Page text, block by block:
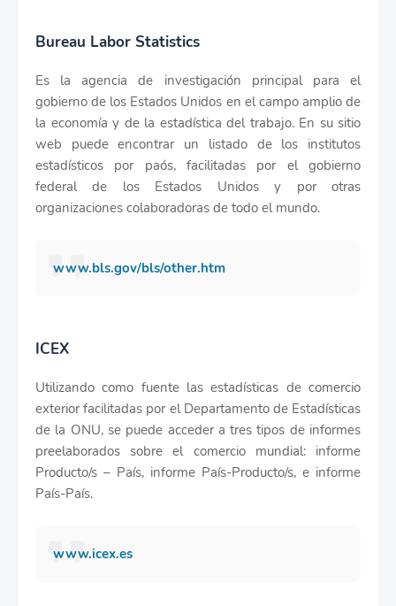
Bureau Labor Statistics
Es la agencia de investigación principal para el
gobierno de los Estados Unidos en el campo amplio de
la economía y de la estadística del trabajo. En su sitio
web puede encontrar un listado de los institutos
estadísticos por paós, facilitadas por el gobierno
federal de los Estados Unidos y por otras
organizaciones colaboradoras de todo el mundo.
www.bls.gov/bls/other.htm
ICEX
Utilizando como fuente las estadísticas de comercio
exterior facilitadas por el Departamento de Estadísticas
de la ONU, se puede acceder a tres tipos de informes
preelaborados sobre el comercio mundial: informe
Producto/s – País, informe País-Producto/s, e informe
País-País.
www.icex.es